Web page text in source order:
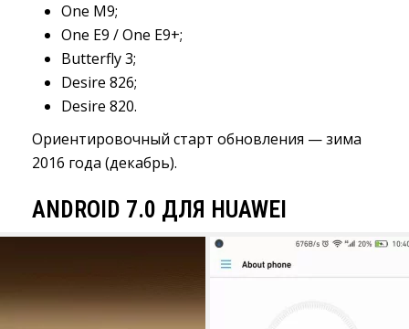
One M9;
One E9 / One E9+;
Butterfly 3;
Desire 826;
Desire 820.
Ориентировочный старт обновления — зима
2016 года (декабрь).
ANDROID 7.0 ДЛЯ HUAWEI